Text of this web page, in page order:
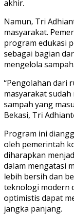
akhir.
Namun, Tri
masyarakat.
program edukasi
sebagai bagian
mengelola sampah.
“Pengolahan dari
masyarakat
sampah yang
Bekasi, Tri
Program ini
oleh pemerintah
diharapkan
dalam mengatasi
lebih bersih dan
teknologi modern
optimistis dapat
jangka panjang.